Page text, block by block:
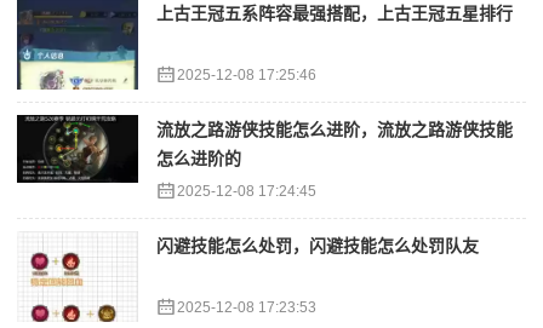
上古王冠五系阵容最强搭配，上古王冠五星排行
2025-12-08 17:25:46
流放之路游侠技能怎么进阶，流放之路游侠技能
怎么进阶的
2025-12-08 17:24:45
闪避技能怎么处罚，闪避技能怎么处罚队友
2025-12-08 17:23:53